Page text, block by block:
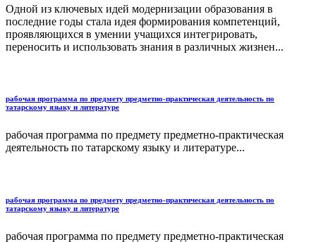
Одной из ключевых идей модернизации образования в
последние годы стала идея формирования компетенций,
проявляющихся в умении учащихся интегрировать,
переносить и использовать знания в различных жизнен...
рабочая программа по предмету предметно-практическая деятельность по
татарскому языку и литературе
рабочая программа по предмету предметно-практическая
деятельность по татарскому языку и литературе...
рабочая программа по предмету предметно-практическая деятельность по
татарскому языку и литературе
рабочая программа по предмету предметно-практическая